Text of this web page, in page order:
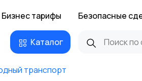
Бизнес тарифы Безопасные
Каталог
транспорт